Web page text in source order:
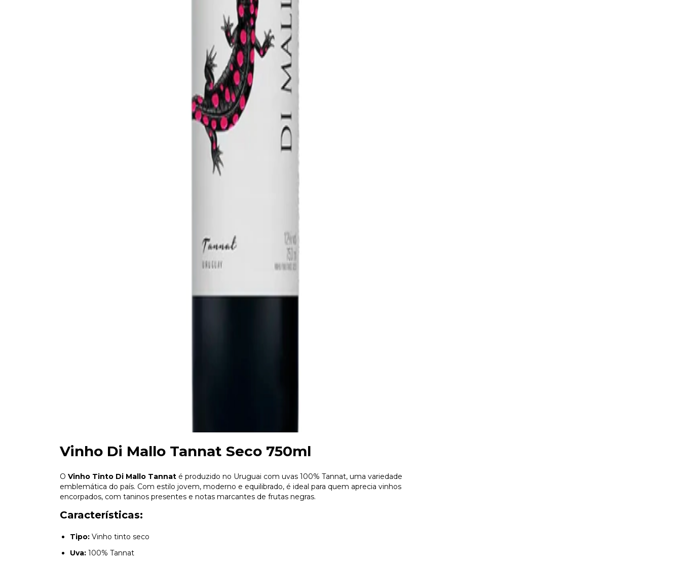
Vinho Di Mallo Tannat Seco 750ml
O Vinho Tinto Di Mallo Tannat é produzido no Uruguai com uvas 100% Tannat, uma variedade
emblemática do país. Com estilo jovem, moderno e equilibrado, é ideal para quem aprecia vinhos
encorpados, com taninos presentes e notas marcantes de frutas negras.
Características:
Tipo: Vinho tinto seco
Uva: 100% Tannat